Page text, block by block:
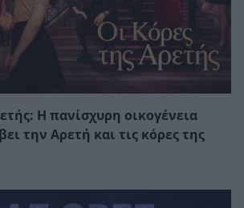
Η πανίσχυρη οικογένεια
την Αρετή και τις κόρες της